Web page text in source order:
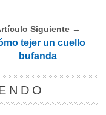
Siguiente →
tejer un cuello
bufanda